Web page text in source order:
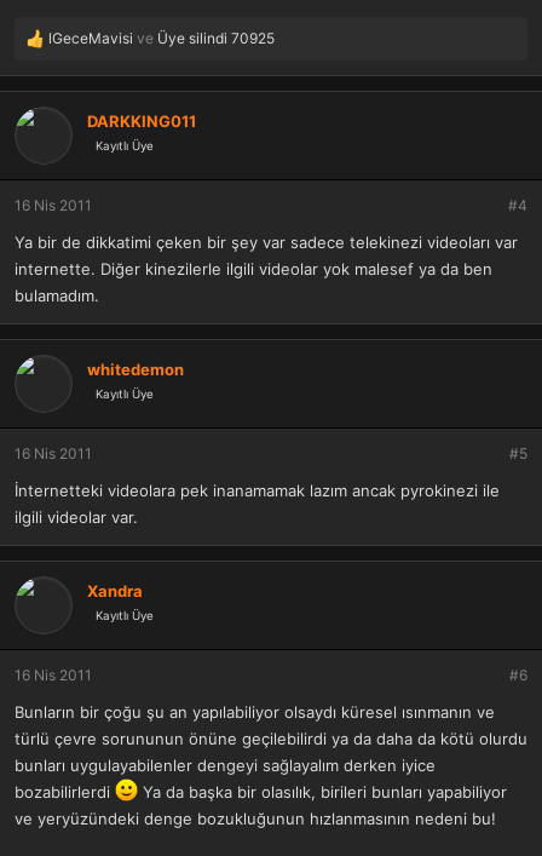
T
p
k
l
e
r
lGeceMavisi ve Üye silindi 70925
DARKKING011
Kayıtlı Üye
16 Nis 2011 #4
Ya bir de dikkatimi çeken bir şey var sadece telekinezi videoları var
internette. Diğer kinezilerle ilgili videolar yok malesef ya da ben
bulamadım.
whitedemon
Kayıtlı Üye
16 Nis 2011 #5
İnternetteki videolara pek inanamamak lazım ancak pyrokinezi ile
ilgili videolar var.
Xandra
Kayıtlı Üye
16 Nis 2011 #6
Bunların bir çoğu şu an yapılabiliyor olsaydı küresel ısınmanın ve
türlü çevre sorununun önüne geçilebilirdi ya da daha da kötü olurdu
bunları uygulayabilenler dengeyi sağlayalım derken iyice
bozabilirlerdi
Ya da başka bir olasılık, birileri bunları yapabiliyor
ve yeryüzündeki denge bozukluğunun hızlanmasının nedeni bu!